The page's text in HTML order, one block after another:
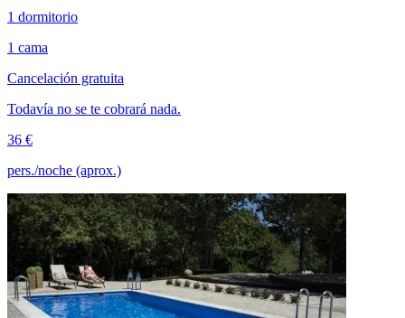
1 dormitorio
1 cama
Cancelación gratuita
Todavía no se te cobrará nada.
36 €
pers./noche (aprox.)